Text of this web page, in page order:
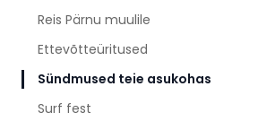
Reis Pärnu muulile
Ettevõtteüritused
Sündmused teie asukohas
Surf fest